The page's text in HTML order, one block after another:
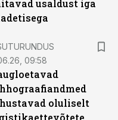
usaldust iga
09:58
oluliselt